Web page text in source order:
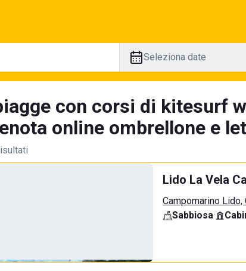
Seleziona date
con corsi di kitesurf
online ombrellone e
Lido La Vela
Campomarino Lido,
Sabbiosa·